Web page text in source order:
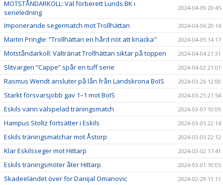
MOTSTÅNDARKOLL: Väl förberett Lunds BK i
serieledning
2024-04-09 20:45
Imponerande segermatch mot Trollhättan 2024-04-06 20:14
Martin Pringle: ”Trollhättan en hård nöt att knäcka" 2024-04-05 14:17
Motståndarkoll: Vältränat Trollhättan siktar på toppen 2024-04-04 21:31
Slitvargen ”Cappe” spår en tuff serie 2024-04-02 21:01
Rasmus Wendt ansluter på lån från Landskrona BoIS 2024-03-26 12:00
Starkt försvarsjobb gav 1–1 mot BoIS 2024-03-25 21:54
Eskils vann välspelad träningsmatch 2024-03-07 10:09
Hampus Stoltz fortsätter i Eskils 2024-03-05 22:14
Eskils träningsmatchar mot Åstorp 2024-03-05 22:12
Klar Eskilsseger mot Hittarp 2024-03-02 17:41
Eskils träningsmöter åter Hittarp 2024-03-01 10:05
Skadeeländet över för Danijal Omanovic 2024-02-29 11:11